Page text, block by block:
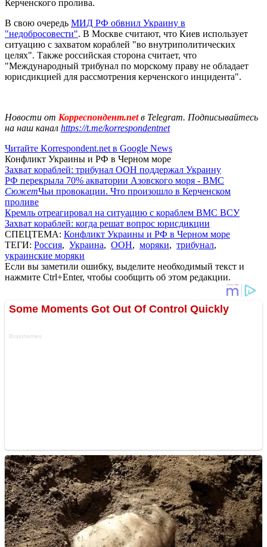
Керченского пролива.
В свою очередь МИД РФ обвнил Украину в
"недобросовести". В Москве считают, что Киев использует
ситуацию с захватом кораблей "во внутриполитических
целях". Также российская сторона считает, что
"Международный трибунал по морскому праву не обладает
юрисдикцией для рассмотрения керченского инцидента".
Новости от Корреспондент.netв Telegram. Подписывайтесь
на наш канал https://t.me/korrespondentnet
Читайте Korrespondent.net в Google News
Конфликт Украины и РФ в Черном море
Захват кораблей: трибунал ООН поддержал Украину
РФ перекрыла 70% акватории Азовского моря - ВМС
СюжетЧьи провокации. Что произошло в Керченском
проливе
Кремль отреагировал на ситуацию с кораблем ВМС ВСУ
Захват кораблей: когда решат вопрос юрисдикции
СПЕЦТЕМА: Конфликт Украины и РФ в Черном море
ТЕГИ: Россия, Украина, ООН, моряки, трибунал,
украинские моряки
Если вы заметили ошибку, выделите необходимый текст и
нажмите Ctrl+Enter, чтобы сообщить об этом редакции.